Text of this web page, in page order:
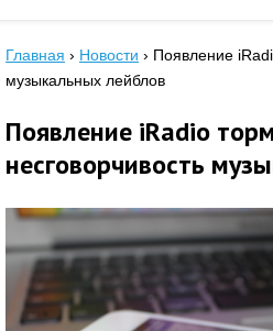
Главная › Новости › Появление
музыкальных лейблов
Появление iRadio
несговорчивость